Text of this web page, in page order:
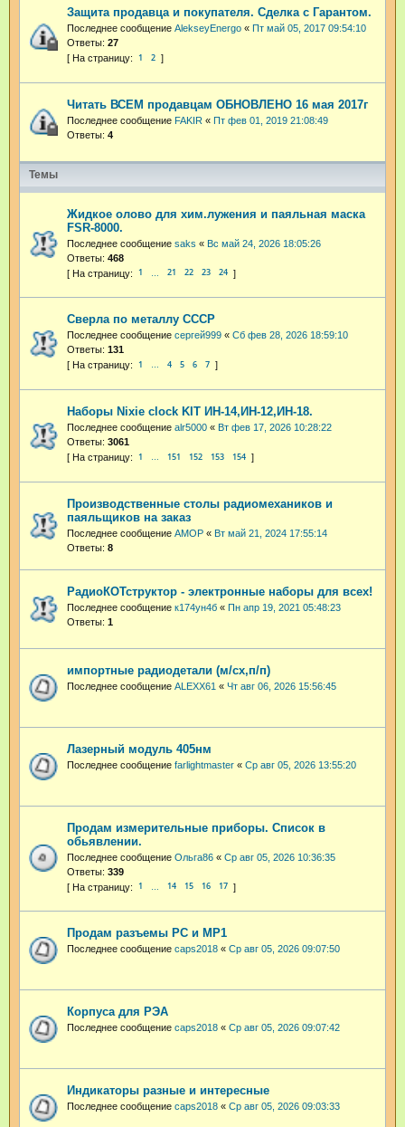
Защита продавца и покупателя. Сделка с Гарантом.
Последнее сообщение AlekseyEnergo « Пт май 05, 2017 09:54:10
Ответы: 27
1 2
Читать ВСЕМ продавцам ОБНОВЛЕНО 16 мая 2017г
Последнее сообщение FAKIR « Пт фев 01, 2019 21:08:49
Ответы: 4
Темы
Жидкое олово для хим.лужения и паяльная маска
FSR-8000.
Последнее сообщение saks « Вс май 24, 2026 18:05:26
Ответы: 468
1 21 22 23 24
Сверла по металлу СССР
Последнее сообщение сергей999 « Сб фев 28, 2026 18:59:10
Ответы: 131
1 … 4 5 6 7
Наборы Nixie clock KIT ИН-14,ИН-12,ИН-18.
Последнее сообщение alr5000 « Вт фев 17, 2026 10:28:22
Ответы: 3061
1 … 151 152 153 154
Производственные столы радиомехаников и
паяльщиков на заказ
Последнее сообщение АМОР « Вт май 21, 2024 17:55:14
Ответы: 8
РадиоКОТструктор - электронные наборы для всех!
Последнее сообщение к174ун4б « Пн апр 19, 2021 05:48:23
Ответы: 1
импортные радиодетали (м/сх,п/п)
Последнее сообщение ALEXX61 « Чт авг 06, 2026 15:56:45
Лазерный модуль 405нм
Последнее сообщение farlightmaster « Ср авг 05, 2026 13:55:20
Продам измерительные приборы. Список в
обьявлении.
Последнее сообщение Ольга86 « Ср авг 05, 2026 10:36:35
Ответы: 339
1 14 15 16 17
Продам разъемы РС и МР1
Последнее сообщение caps2018 « Ср авг 05, 2026 09:07:50
Корпуса для РЭА
Последнее сообщение caps2018 « Ср авг 05, 2026 09:07:42
Индикаторы разные и интересные
Последнее сообщение caps2018 « Ср авг 05, 2026 09:03:33